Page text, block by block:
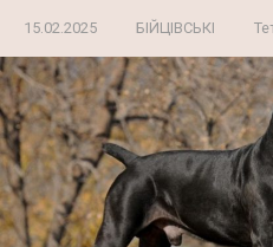
15.02.2025 БІЙЦІВСЬКІ